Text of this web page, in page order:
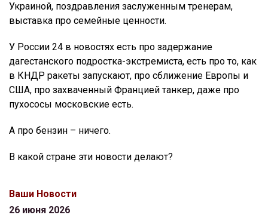
Украиной, поздравления заслуженным тренерам,
выставка про семейные ценности.
У России 24 в новостях есть про задержание
дагестанского подростка-экстремиста, есть про то, как
в КНДР ракеты запускают, про сближение Европы и
США, про захваченный Францией танкер, даже про
пухососы московские есть.
А про бензин – ничего.
В какой стране эти новости делают?
Ваши Новости
26 июня 2026